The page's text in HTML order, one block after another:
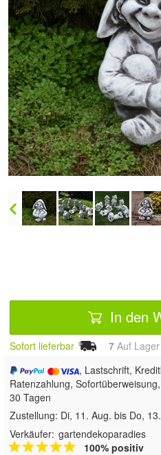
Doppelt
In den
Sofort lieferbar 7 Auf Lager
, Lastschrift,
Ratenzahlung,
30 Tagen
Zustellung: Di, 11. Aug. bis Do,
Verkäufer: gartendekoparadies
100% positiv